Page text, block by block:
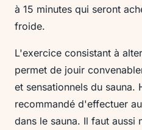
à 15 minutes qui seront
froide.
L'exercice consistant à
permet de jouir
et sensationnels du sauna.
recommandé d'effectuer
dans le sauna. Il faut aussi